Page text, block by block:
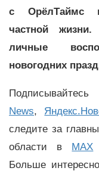
с ОрёлТаймс
частной
личные
новогодних
News,
следите за
области в MAX
Больше